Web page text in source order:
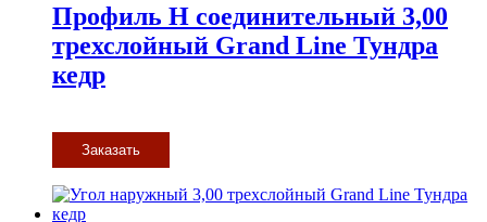
Профиль H соединительный 3,00
трехслойный Grand Line Тундра
кедр
Заказать